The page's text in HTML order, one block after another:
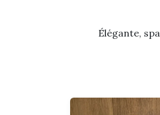
Élégante,